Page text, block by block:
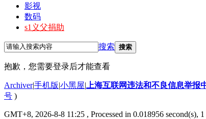
影视
数码
s1义父捐助
搜索 搜索
抱歉，您需要登录后才能查看
Archiver|手机版|小黑屋| 上海互联网违法和不良信息举报
号 )
GMT+8, 2026-8-8 11:25 , Processed in 0.018956 second(s),